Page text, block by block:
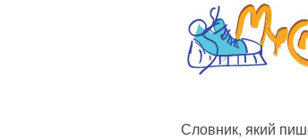
Словник, який